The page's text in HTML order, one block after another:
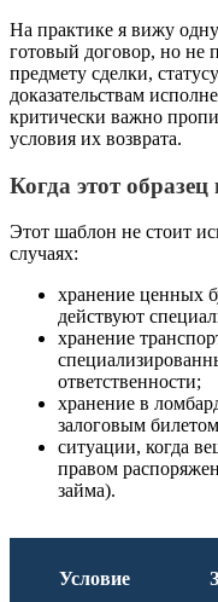
На практике я вижу
готовый договор, но не
предмету сделки,
доказательствам
критически важно
условия их возврата.
Когда этот образец
Этот шаблон не стоит
случаях:
хранение ценных
действуют
хранение
ответственности;
хранение в
залоговым
ситуации, когда
правом
займа).
Условие